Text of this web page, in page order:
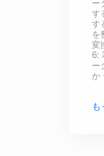
ー
す
す
を
変
6:
ー
か
も